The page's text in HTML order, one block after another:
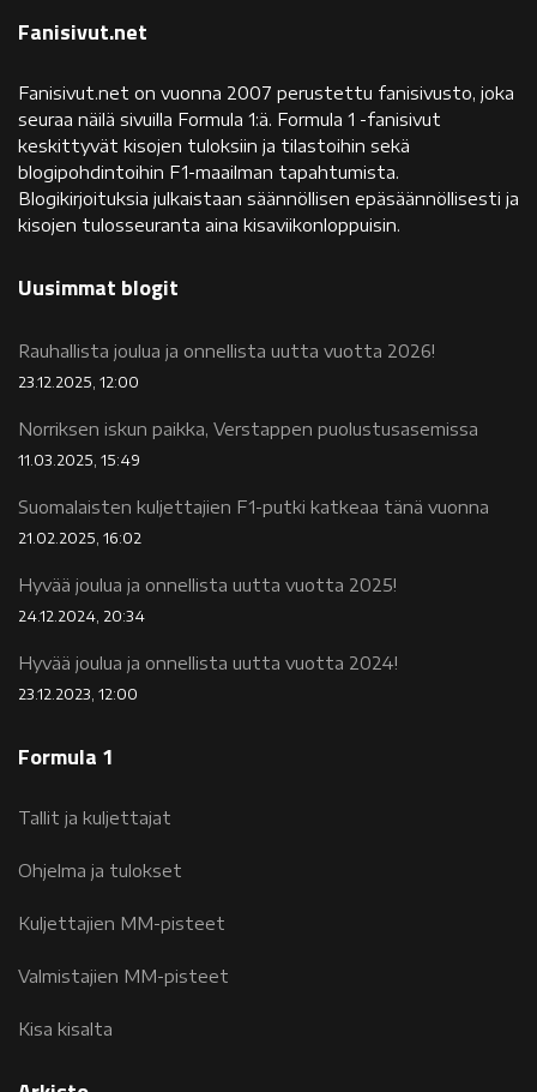
Fanisivut.net
Fanisivut.net on vuonna 2007 perustettu fanisivusto, joka
seuraa näilä sivuilla Formula 1:ä. Formula 1 -fanisivut
keskittyvät kisojen tuloksiin ja tilastoihin sekä
blogipohdintoihin F1-maailman tapahtumista.
Blogikirjoituksia julkaistaan säännöllisen epäsäännöllisesti ja
kisojen tulosseuranta aina kisaviikonloppuisin.
Uusimmat blogit
Rauhallista joulua ja onnellista uutta vuotta 2026!
23.12.2025, 12:00
Norriksen iskun paikka, Verstappen puolustusasemissa
11.03.2025, 15:49
Suomalaisten kuljettajien F1-putki katkeaa tänä vuonna
21.02.2025, 16:02
Hyvää joulua ja onnellista uutta vuotta 2025!
24.12.2024, 20:34
Hyvää joulua ja onnellista uutta vuotta 2024!
23.12.2023, 12:00
Formula 1
Tallit ja kuljettajat
Ohjelma ja tulokset
Kuljettajien MM-pisteet
Valmistajien MM-pisteet
Kisa kisalta